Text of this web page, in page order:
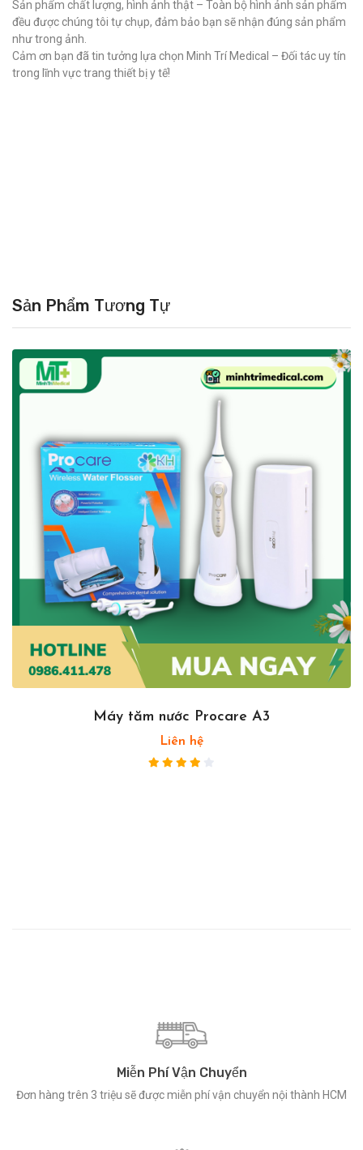
Sản phẩm chất lượng, hình ảnh thật – Toàn bộ hình ảnh sản phẩm
đều được chúng tôi tự chụp, đảm bảo bạn sẽ nhận đúng sản phẩm
như trong ảnh.
Cảm ơn bạn đã tin tưởng lựa chọn Minh Trí Medical – Đối tác uy tín
trong lĩnh vực trang thiết bị y tế!
Sản Phẩm Tương Tự
Máy tăm nước Procare A3
Liên hệ
Miễn Phí Vận Chuyển
Đơn hàng trên 3 triệu sẽ được miễn phí vận chuyển nội thành HCM